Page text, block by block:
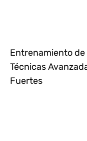
Entrenamiento de
Técnicas
Fuertes